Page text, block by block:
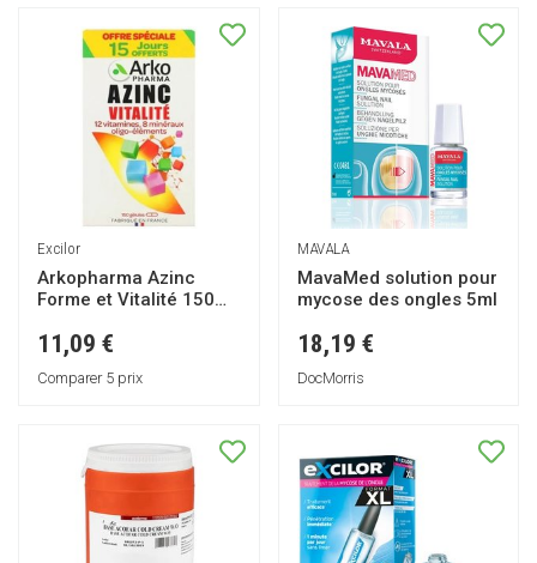
Excilor
Arkopharma Azinc
Forme et Vitalité 150
11,09 €
Comparer 5 prix
MAVALA
MavaMed solution pour
mycose des ongles 5ml
18,19 €
DocMorris